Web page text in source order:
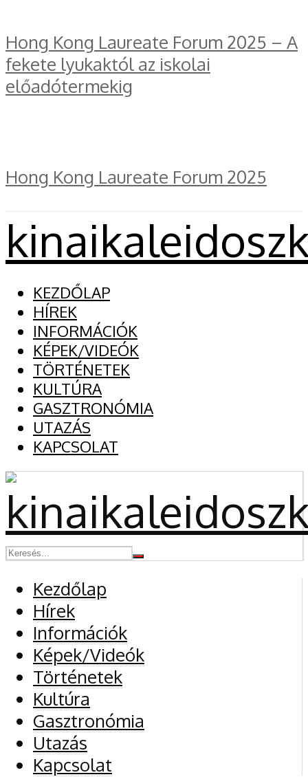
Hong Kong Laureate Forum 2025 – A
fekete lyukaktól az iskolai
előadótermekig
Hong Kong Laureate Forum 2025
KEZDŐLAP
HÍREK
INFORMÁCIÓK
KÉPEK/VIDEÓK
TÖRTÉNETEK
KULTÚRA
GASZTRONÓMIA
UTAZÁS
KAPCSOLAT
Kezdőlap
Hírek
Információk
Képek/Videók
Történetek
Kultúra
Gasztronómia
Utazás
Kapcsolat